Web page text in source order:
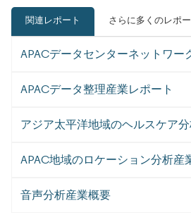
関連レポート さらに多くのレポ
APACデータセンターネットワー
APACデータ整理産業レポート
アジア太平洋地域のヘルスケア
APAC地域のロケーション分析産
音声分析産業概要